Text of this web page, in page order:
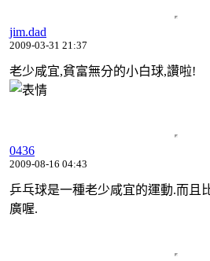
jim.dad
2009-03-31 21:37
老少咸宜,貧富無分的小白球,讚啦!
0436
2009-08-16 04:43
乒乓球是一種老少咸宜的運動.而且
廣喔.